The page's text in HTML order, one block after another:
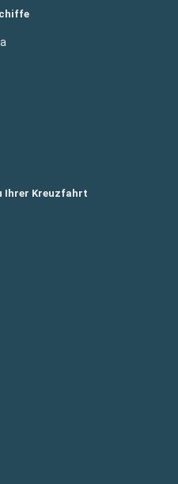
Ihrer Kreuzfahrt